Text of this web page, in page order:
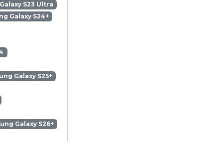
S23 Ultra
Galaxy S24+
Galaxy S25+
Galaxy S26+